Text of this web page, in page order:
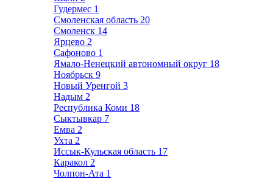
Гудермес 1
Смоленская область 20
Смоленск 14
Ярцево 2
Сафоново 1
Ямало-Ненецкий автономный округ 18
Ноябрьск 9
Новый Уренгой 3
Надым 2
Республика Коми 18
Сыктывкар 7
Емва 2
Ухта 2
Иссык-Кульская область 17
Каракол 2
Чолпон-Ата 1